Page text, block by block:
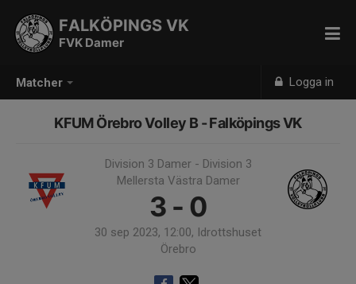
Matcher Logga in
FALKÖPINGS VK
FVK Damer
KFUM Örebro Volley B - Falköpings VK
Division 3 Damer - Division 3
Mellersta Västra Damer
3 - 0
30 sep 2023, 12:00, Idrottshuset
Örebro